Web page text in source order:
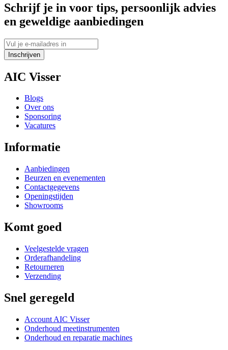
Schrijf je in voor tips, persoonlijk advies
en geweldige aanbiedingen
Inschrijven
AIC Visser
Blogs
Over ons
Sponsoring
Vacatures
Informatie
Aanbiedingen
Beurzen en evenementen
Contactgegevens
Openingstijden
Showrooms
Komt goed
Veelgestelde vragen
Orderafhandeling
Retourneren
Verzending
Snel geregeld
Account AIC Visser
Onderhoud meetinstrumenten
Onderhoud en reparatie machines